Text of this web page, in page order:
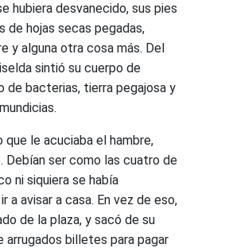
hubiera desvanecido, sus pies
de hojas secas pegadas,
y alguna otra cosa más. Del
sintió su cuerpo de
de bacterias, tierra pegajosa y
que le acuciaba el hambre,
Debían ser como las cuatro de
ni siquiera se había
a avisar a casa. En vez de eso,
de la plaza, y sacó de su
arrugados billetes para pagar